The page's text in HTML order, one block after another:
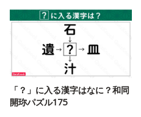
「？」に入る漢字はなに？和同
開珎パズル175